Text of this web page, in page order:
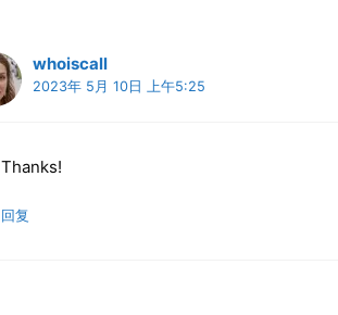
whoiscall
2023年 5月 10日 上午5:25
Thanks!
回复